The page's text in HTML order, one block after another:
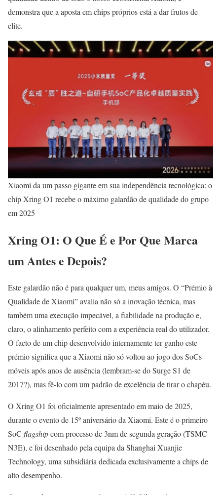
demonstra que a aposta em chips próprios está a dar frutos de
elite.
Xiaomi da um passo gigante em sua independência tecnológica: o
chip Xring O1 recebe o máximo galardão de qualidade do grupo
em 2025
Xring O1: O Que É e Por Que Marca
um Antes e Depois?
Este galardão não é para qualquer um, meus amigos. O “Prémio à
Qualidade de Xiaomi” avalia não só a inovação técnica, mas
também uma execução impecável, a fiabilidade na produção e,
claro, o alinhamento perfeito com a experiência real do utilizador.
O facto de um chip desenvolvido internamente ter ganho este
prémio significa que a Xiaomi não só voltou ao jogo dos SoCs
móveis após anos de ausência (lembram-se do Surge S1 de
2017?), mas fê-lo com um padrão de excelência de tirar o chapéu.
O Xring O1 foi oficialmente apresentado em maio de 2025,
durante o evento de 15º aniversário da Xiaomi. Este é o primeiro
SoC flagshipcom processo de 3nm de segunda geração (TSMC
N3E), e foi desenhado pela equipa da Shanghai Xuanjie
Technology, uma subsidiária dedicada exclusivamente a chips de
alto desempenho.